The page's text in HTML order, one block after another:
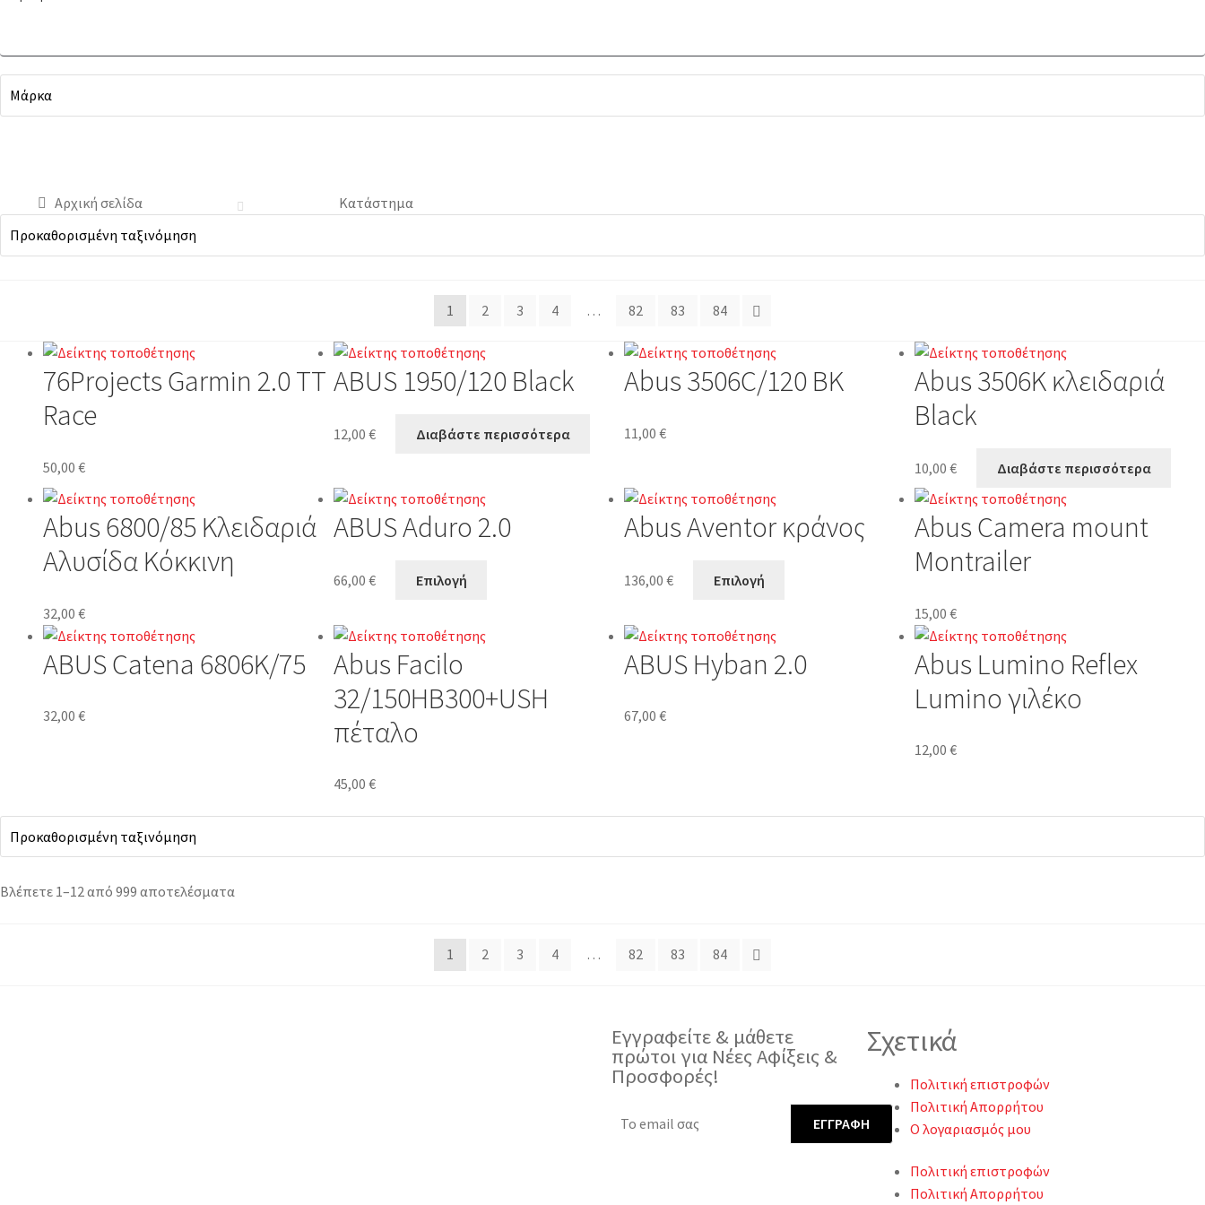
Αρχική σελίδα Κατάστημα
1 2 3 4 … 82 83 84
76Projects Garmin 2.0 TT
Race
50,00 €
ABUS 1950/120 Black
12,00 € Διαβάστε περισσότερα
Abus 3506C/120 BK
11,00 €
Abus 3506Κ κλειδαριά
Black
10,00 € Διαβάστε περισσότερα
Abus 6800/85 Κλειδαριά
Αλυσίδα Κόκκινη
32,00 €
ABUS Aduro 2.0
66,00 € Επιλογή
Abus Aventor κράνος
136,00 € Επιλογή
Abus Camera mount
Montrailer
15,00 €
ABUS Catena 6806K/75
32,00 €
Abus Facilo
32/150HB300+USH
πέταλο
45,00 €
ABUS Hyban 2.0
67,00 €
Abus Lumino Reflex
Lumino γιλέκο
12,00 €
Βλέπετε 1–12 από 999 αποτελέσματα
1 2 3 4 … 82 83 84
Εγγραφείτε & μάθετε
πρώτοι για Νέες Αφίξεις &
Προσφορές!
Σχετικά
Πολιτική επιστροφών
Πολιτική Απορρήτου
Ο λογαριασμός μου
Πολιτική επιστροφών
Πολιτική Απορρήτου